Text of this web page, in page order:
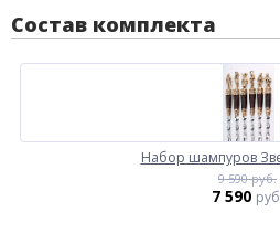
Состав комплекта
Набор шампуров
9 590 руб.
7 590